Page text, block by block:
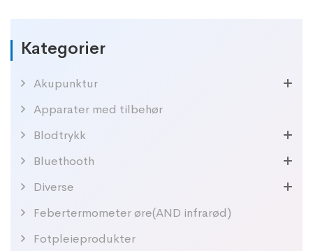
Kategorier
Akupunktur
Apparater med tilbehør
Blodtrykk
Bluethooth
Diverse
Febertermometer øre(AND infrarød)
Fotpleieprodukter